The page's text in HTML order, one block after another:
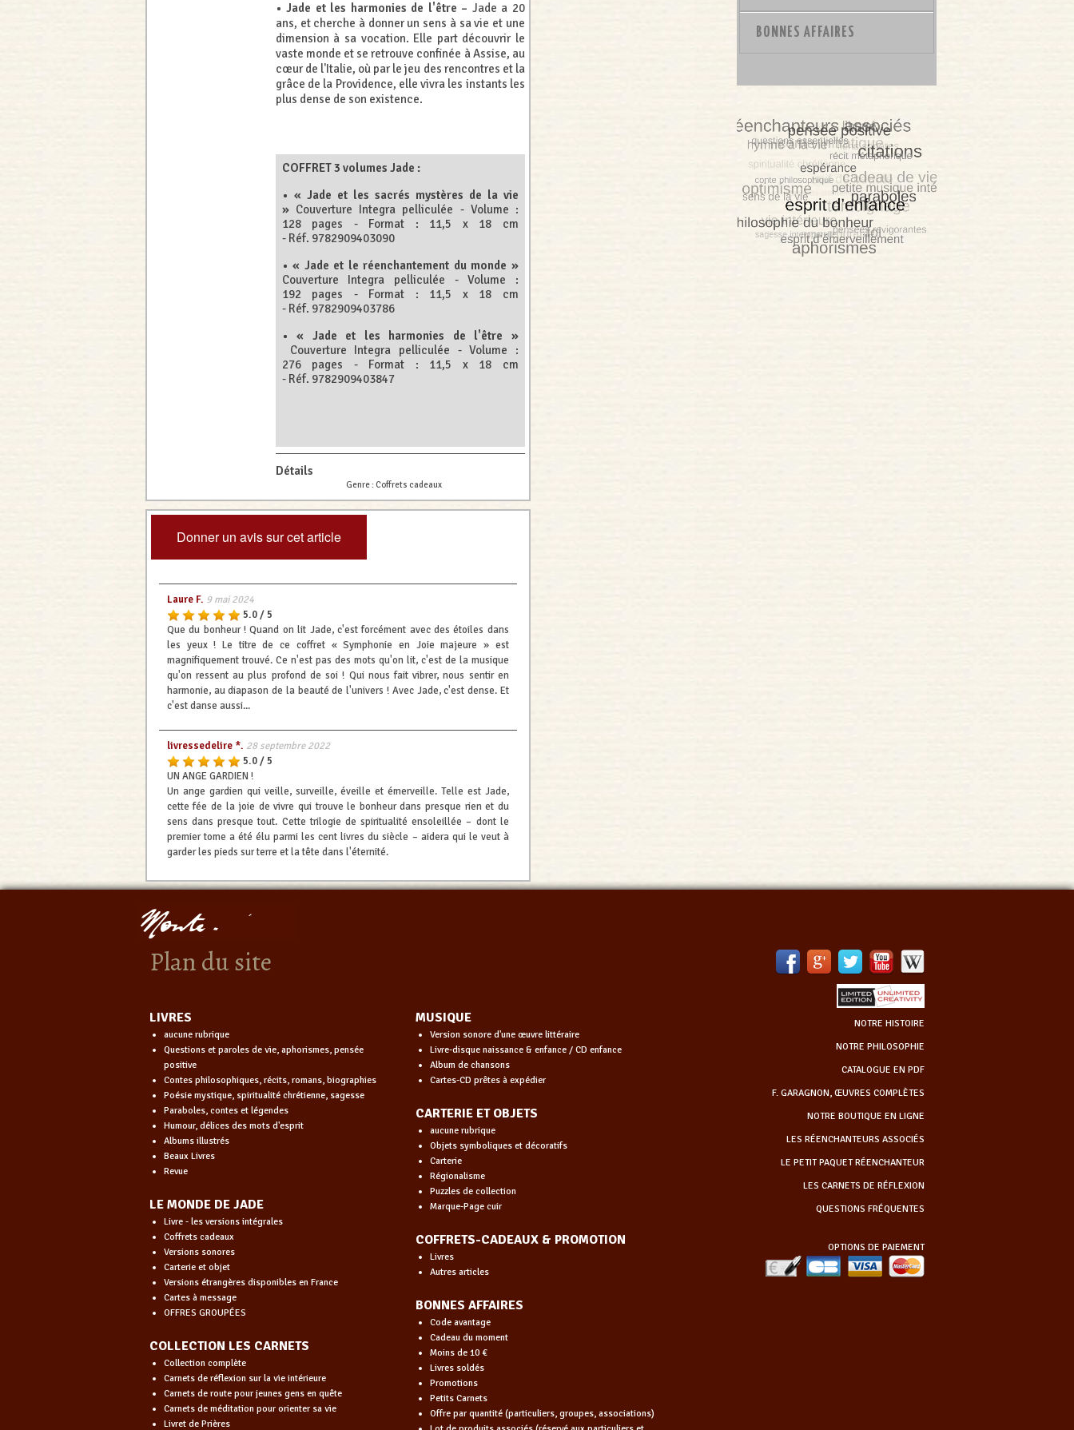
• Jade et les harmonies de l'être – Jade a 20
ans, et cherche à donner un sens à sa vie et une
dimension à sa vocation. Elle part découvrir le
vaste monde et se retrouve confinée à Assise, au
cœur de l'Italie, où par le jeu des rencontres et la
grâce de la Providence, elle vivra les instants les
plus dense de son existence.
COFFRET 3 volumes Jade :
• « Jade et les sacrés mystères de la vie
» Couverture Integra pelliculée - Volume :
128 pages - Format : 11,5 x 18 cm
- Réf. 9782909403090
• « Jade et le réenchantement du monde »
Couverture Integra pelliculée - Volume :
192 pages - Format : 11,5 x 18 cm
- Réf. 9782909403786
• « Jade et les harmonies de l'être »
Couverture Integra pelliculée - Volume :
276 pages - Format : 11,5 x 18 cm
- Réf. 9782909403847
Détails
Genre :Coffrets cadeaux
Donner un avis sur cet article
Laure F. 9 mai 2024
5.0 / 5
Que du bonheur ! Quand on lit Jade, c'est forcément avec des étoiles dans
les yeux ! Le titre de ce coffret « Symphonie en Joie majeure » est
magnifiquement trouvé. Ce n'est pas des mots qu'on lit, c'est de la musique
qu'on ressent au plus profond de soi ! Qui nous fait vibrer, nous sentir en
harmonie, au diapason de la beauté de l'univers ! Avec Jade, c'est dense. Et
c'est danse aussi...
livressedelire *. 28 septembre 2022
5.0 / 5
UN ANGE GARDIEN !
Un ange gardien qui veille, surveille, éveille et émerveille. Telle est Jade,
cette fée de la joie de vivre qui trouve le bonheur dans presque rien et du
sens dans presque tout. Cette trilogie de spiritualité ensoleillée – dont le
premier tome a été élu parmi les cent livres du siècle – aidera qui le veut à
garder les pieds sur terre et la tête dans l'éternité.
BONNES AFFAIRES
Plan du site
NOTRE HISTOIRE
NOTRE PHILOSOPHIE
CATALOGUE EN PDF
F. GARAGNON, ŒUVRES COMPLÈTES
NOTRE BOUTIQUE EN LIGNE
LES RÉENCHANTEURS ASSOCIÉS
LE PETIT PAQUET RÉENCHANTEUR
LES CARNETS DE RÉFLEXION
QUESTIONS FRÉQUENTES
OPTIONS DE PAIEMENT
LIVRES
aucune rubrique
Questions et paroles de vie, aphorismes, pensée
positive
Contes philosophiques, récits, romans, biographies
Poésie mystique, spiritualité chrétienne, sagesse
Paraboles, contes et légendes
Humour, délices des mots d'esprit
Albums illustrés
Beaux Livres
Revue
LE MONDE DE JADE
Livre - les versions intégrales
Coffrets cadeaux
Versions sonores
Carterie et objet
Versions étrangères disponibles en France
Cartes à message
OFFRES GROUPÉES
COLLECTION LES CARNETS
Collection complète
Carnets de réflexion sur la vie intérieure
Carnets de route pour jeunes gens en quête
Carnets de méditation pour orienter sa vie
Livret de Prières
MUSIQUE
Version sonore d'une œuvre littéraire
Livre-disque naissance & enfance / CD enfance
Album de chansons
Cartes-CD prêtes à expédier
CARTERIE ET OBJETS
aucune rubrique
Objets symboliques et décoratifs
Carterie
Régionalisme
Puzzles de collection
Marque-Page cuir
COFFRETS-CADEAUX & PROMOTION
Livres
Autres articles
BONNES AFFAIRES
Code avantage
Cadeau du moment
Moins de 10 €
Livres soldés
Promotions
Petits Carnets
Offre par quantité (particuliers, groupes, associations)